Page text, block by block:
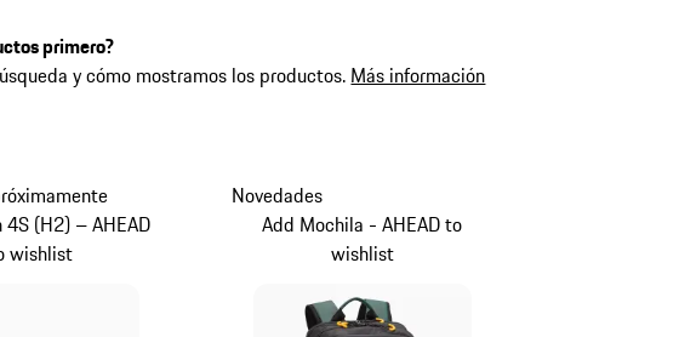
primero?
y cómo mostramos los productos. Más información
(H2) – AHEAD
wishlist
Novedades
Add Mochila - AHEAD to
wishlist